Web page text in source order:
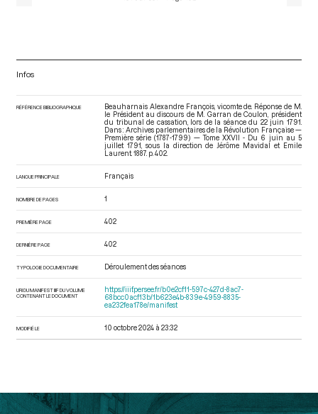
Infos
RÉFÉRENCE BIBLIOGRAPHIQUE
Beauharnais Alexandre François, vicomte de. Réponse de M.
le Président au discours de M. Garran de Coulon, président
du tribunal de cassation, lors de la séance du 22 juin 1791.
Dans : Archives parlementaires de la Révolution Française —
Première série (1787-1799) — Tome XXVII - Du 6 juin au 5
juillet 1791
, sous la direction de Jérôme Mavidal et Emile
Laurent. 1887. p. 402.
LANGUE PRINCIPALE Français
NOMBRE DE PAGES 1
PREMIÈRE PAGE 402
DERNIÈRE PAGE 402
TYPOLOGIE DOCUMENTAIRE Déroulement des séances
URI DU MANIFEST IIIF DU VOLUME
CONTENANT LE DOCUMENT
https://iiif.persee.fr/b0e2cf11-597c-427d-8ac7-
68bcc0acf13b/1b623e4b-839e-4959-8835-
ea232fea178e/manifest
MODIFIÉ LE 10 octobre 2024 à 23:32